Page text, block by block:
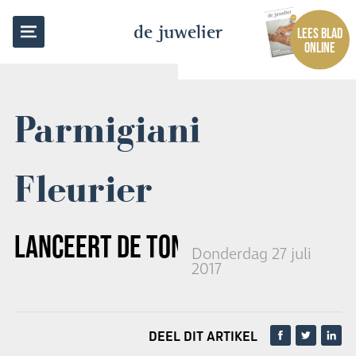
de juwelier
LEES BLAD
ONLINE
Parmigiani
Fleurier
LANCEERT DETONDA 1950 LUNE
Donderdag 27 juli
2017
TERUG NAAR OVERZICHT
DEEL DIT ARTIKEL